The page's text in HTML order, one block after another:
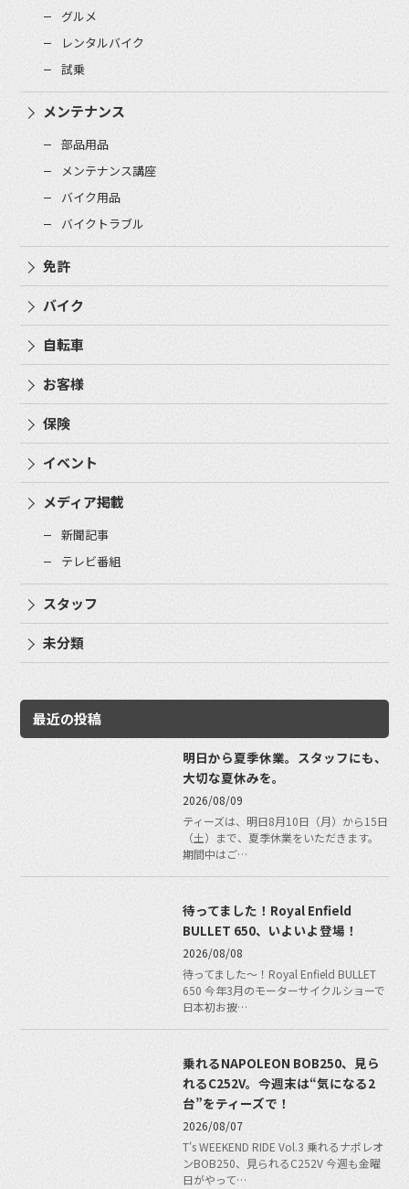
グルメ
レンタルバイク
試乗
メンテナンス
部品用品
メンテナンス講座
バイク用品
バイクトラブル
免許
バイク
自転車
お客様
保険
イベント
メディア掲載
新聞記事
テレビ番組
スタッフ
未分類
最近の投稿
明日から夏季休業。スタッフにも、
大切な夏休みを。
2026/08/09
ティーズは、明日8月10日（月）から15日
（土）まで、夏季休業をいただきます。
期間中はご…
待ってました！Royal Enfield
BULLET 650、いよいよ登場！
2026/08/08
待ってました〜！Royal Enfield BULLET
650 今年3月のモーターサイクルショーで
日本初お披…
乗れるNAPOLEON BOB250、見ら
れるC252V。今週末は“気になる2
台”をティーズで！
2026/08/07
T's WEEKEND RIDE Vol.3 乗れるナポレオ
ンBOB250、見られるC252V 今週も金曜
日がやって…